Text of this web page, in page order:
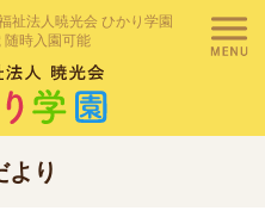
祉法人暁光会 ひかり学園
随時入園可能
より